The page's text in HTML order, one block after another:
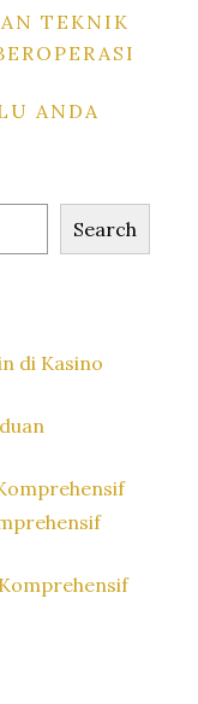
TEKNIK
ANDA
Search
di Kasino